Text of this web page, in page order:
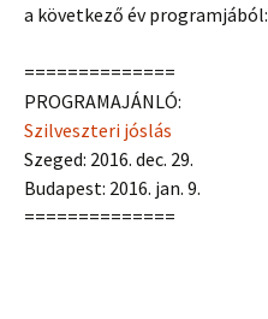
a következő év programjából:
==============
PROGRAMAJÁNLÓ:
Szilveszteri jóslás
Szeged: 2016. dec. 29.
Budapest: 2016. jan. 9.
==============